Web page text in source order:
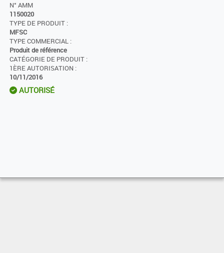
N° AMM
1150020
TYPE DE PRODUIT :
MFSC
TYPE COMMERCIAL :
Produit de référence
CATÉGORIE DE PRODUIT :
1ÈRE AUTORISATION :
10/11/2016
AUTORISÉ